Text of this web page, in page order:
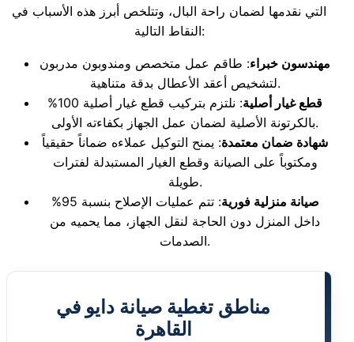
التي نقدمها لضمان راحة البال، وتتلخص أبرز هذه الأسباب في
النقاط التالية:
مهندسون خبراء: طاقم عمل متخصص ومندوبون مدربون
لتشخيص أعقد الأعطال بدقة متناهية.
قطع غيار أصلية
: نلتزم بتركيب قطع غيار أصلية 100%
بالكرتونة الأصلية لضمان عمل الجهاز بكفاءته الأولى.
شهادة ضمان معتمدة: يمنح التوكيل عملاءه ضماناً حقيقياً
ومكتوباً على الصيانة وقطع الغيار المستبدلة لفترات
طويلة.
صيانة منزلية فورية
: تتم عمليات الإصلاح بنسبة 95%
داخل المنزل دون الحاجة لنقل الجهاز، مما يحميه من
الصدمات.
مناطق تغطية صيانة دايو في
القاهرة